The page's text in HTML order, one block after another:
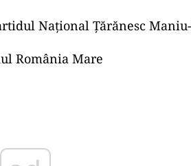
ai unor partide mari,
formațiuni mai puțin